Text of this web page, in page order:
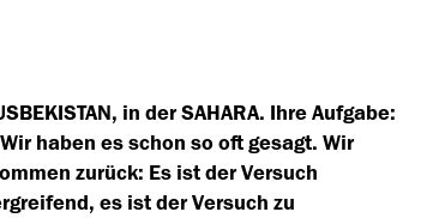
in der SAHARA. Ihre Aufgabe:
haben es schon so oft gesagt. Wir
zurück: Es ist der Versuch
es ist der Versuch zu